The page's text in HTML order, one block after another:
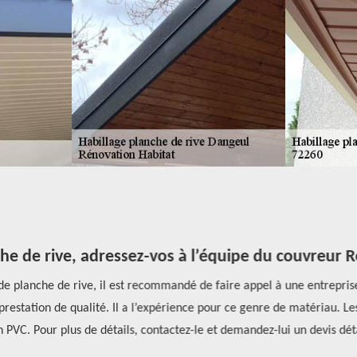
de rive, adressez-vos à l’équipe du couvreur
planche de rive, il est recommandé de faire appel à une
de qualité. Il a l’expérience pour ce genre de matériau.
Pour plus de détails, contactez-le et demandez-lui un devis